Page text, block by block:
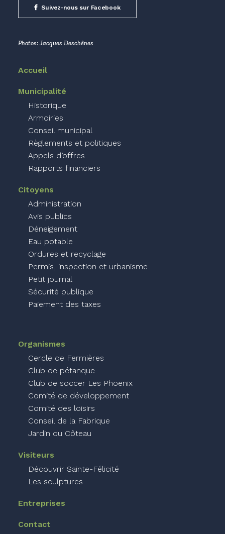
Suivez-nous sur Facebook
Photos: Jacques Deschênes
Accueil
Municipalité
Historique
Armoiries
Conseil municipal
Règlements et politiques
Appels d’offres
Rapports financiers
Citoyens
Administration
Avis publics
Déneigement
Eau potable
Ordures et recyclage
Permis, inspection et urbanisme
Petit journal
Sécurité publique
Paiement des taxes
Organismes
Cercle de Fermières
Club de pétanque
Club de soccer Les Phoenix
Comité de développement
Comité des loisirs
Conseil de la Fabrique
Jardin du Côteau
Visiteurs
Découvrir Sainte-Félicité
Les sculptures
Entreprises
Contact